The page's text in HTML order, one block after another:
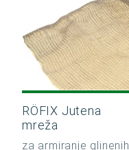
RÖFIX Jutena
mreža
za armiranje glinenih